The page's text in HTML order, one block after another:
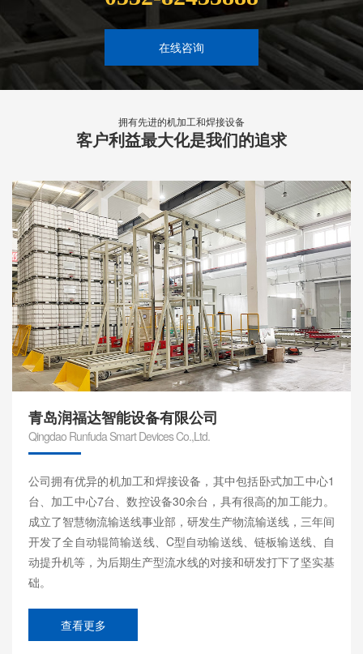
在线咨询
拥有先进的机加工和焊接设备
客户利益最大化是我们的追求
青岛润福达智能设备有限公司
Qingdao Runfuda Smart Devices Co.,Ltd.
公司拥有优异的机加工和焊接设备，其中包括卧式加工中心1
台、加工中心7台、数控设备30余台，具有很高的加工能力。
成立了智慧物流输送线事业部，研发生产物流输送线，三年间
开发了全自动辊筒输送线、C型自动输送线、链板输送线、自
动提升机等，为后期生产型流水线的对接和研发打下了坚实基
础。
查看更多